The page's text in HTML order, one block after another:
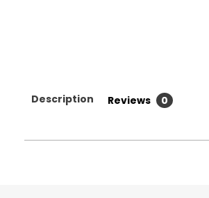
Description Reviews 0